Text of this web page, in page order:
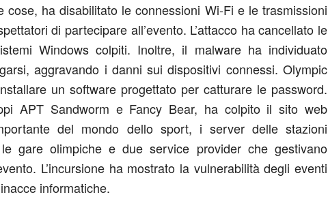
cose, ha disabilitato le connessioni Wi-Fi e le trasmissioni
di partecipare all’evento. L’attacco ha cancellato le
Windows colpiti. Inoltre, il malware ha individuato
aggravando i danni sui dispositivi connessi. Olympic
un software progettato per catturare le password.
APT Sandworm e Fancy Bear, ha colpito il sito web
del mondo dello sport, i server delle stazioni
gare olimpiche e due service provider che gestivano
L’incursione ha mostrato la vulnerabilità degli eventi
informatiche.